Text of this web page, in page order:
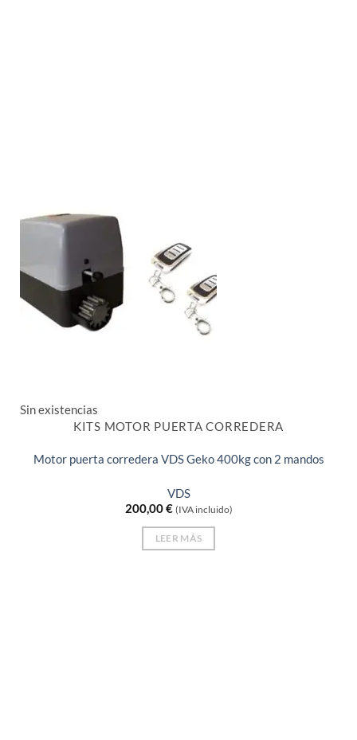
Sin existencias
KITS MOTOR PUERTA CORREDERA
Motor puerta corredera VDS Geko 400kg con 2 mandos
VDS
200,00€ (IVA incluido)
LEER MÁS